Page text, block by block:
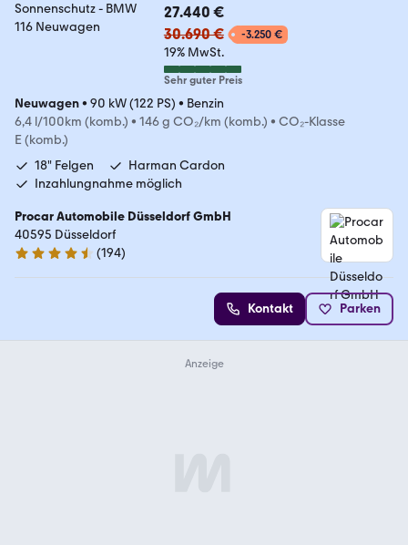
27.440 €
30.690 €
-3.250 €
19% MwSt.
Sehr guter Preis
Neuwagen• 90 kW (122 PS) • Benzin
6,4 l/100km (komb.) • 146 g CO₂/km (komb.) • CO₂-Klasse
E (komb.)
18" Felgen
Harman Cardon
Inzahlungnahme möglich
Procar Automobile Düsseldorf GmbH
40595 Düsseldorf
4.7 Sterne
(194)
Kontakt Parken